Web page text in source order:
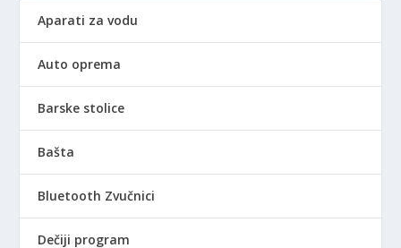
Aparati za vodu
Auto oprema
Barske stolice
Bašta
Bluetooth Zvučnici
Dečiji program